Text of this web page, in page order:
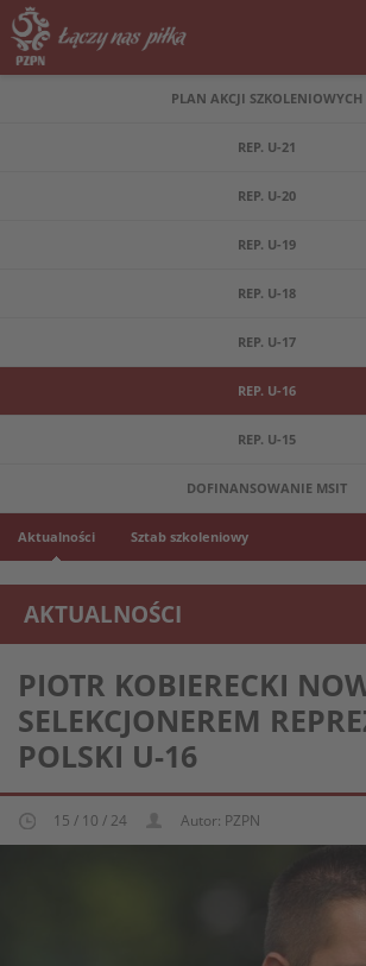
PLAN AKCJI SZKOLENIOWYCH
REP. U-21
REP. U-20
REP. U-19
REP. U-18
REP. U-17
REP. U-16
REP. U-15
DOFINANSOWANIE MSIT
Aktualności Sztab szkoleniowy
AKTUALNOŚCI
REPREZENTACJA
PIOTR KOBIERECKI
SELEKCJONEREM
POLSKI U-16
15 / 10 / 24 Autor: PZPN